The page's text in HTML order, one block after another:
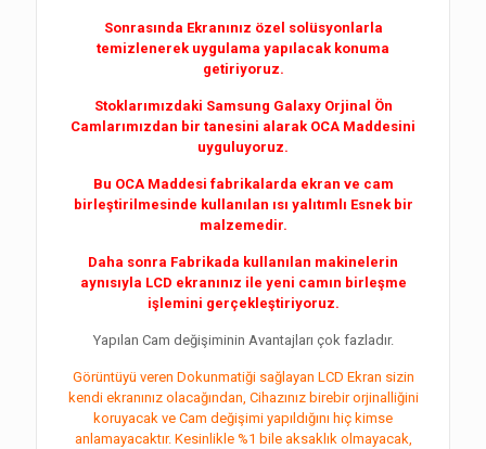
Sonrasında Ekranınız özel solüsyonlarla
temizlenerek uygulama yapılacak konuma
getiriyoruz.
Stoklarımızdaki Samsung Galaxy Orjinal Ön
Camlarımızdan bir tanesini alarak OCA Maddesini
uyguluyoruz.
Bu OCA Maddesi fabrikalarda ekran ve cam
birleştirilmesinde kullanılan ısı yalıtımlı Esnek bir
malzemedir.
Daha sonra Fabrikada kullanılan makinelerin
aynısıyla LCD ekranınız ile yeni camın birleşme
işlemini gerçekleştiriyoruz.
Yapılan Cam değişiminin Avantajları çok fazladır.
Görüntüyü veren Dokunmatiği sağlayan LCD Ekran sizin
kendi ekranınız olacağından, Cihazınız birebir orjinalliğini
koruyacak ve Cam değişimi yapıldığını hiç kimse
anlamayacaktır. Kesinlikle %1 bile aksaklık olmayacak,